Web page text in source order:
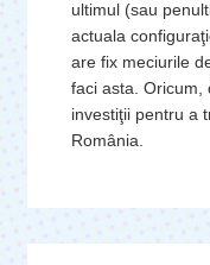
ultimul (sau
actuala
are fix meciurile
faci asta. Oricum,
investiţii pentru a
România.